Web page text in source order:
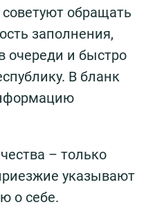
обращать
заполнения,
очереди и быстро
В бланк
– только
указывают
о себе.